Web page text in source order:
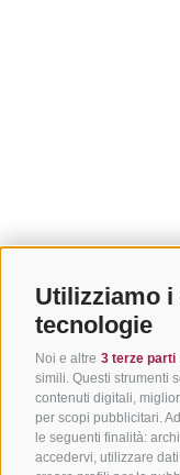
Utilizziamo
tecnologie
Noi e altre 3 terze parti
simili. Questi strumenti
contenuti digitali,
per scopi pubblicitari.
le seguenti finalità:
accedervi, utilizzare